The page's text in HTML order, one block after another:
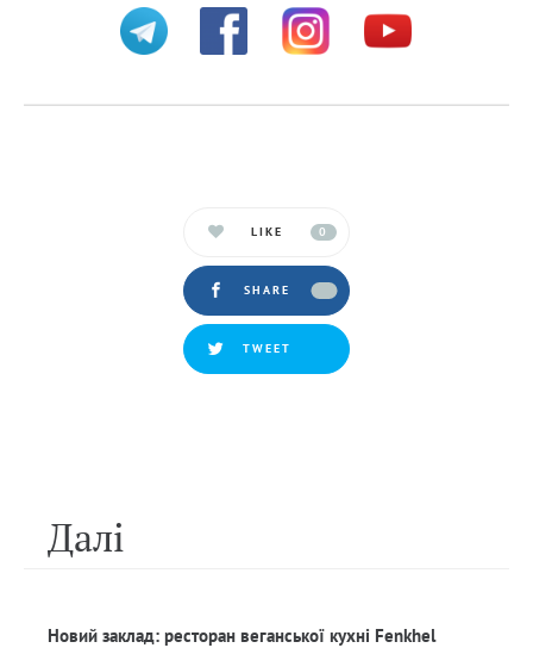
LIKE 0
SHARE
TWEET
Далi
Новий заклад: ресторан веганської кухні Fenkhel